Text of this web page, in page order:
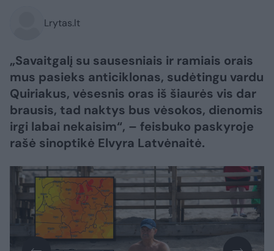
Lrytas.lt
„Savaitgalį su sausesniais ir ramiais orais
mus pasieks anticiklonas, sudėtingu vardu
Quiriakus, vėsesnis oras iš šiaurės vis dar
brausis, tad naktys bus vėsokos, dienomis
irgi labai nekaisim“, – feisbuko paskyroje
rašė sinoptikė Elvyra Latvėnaitė.